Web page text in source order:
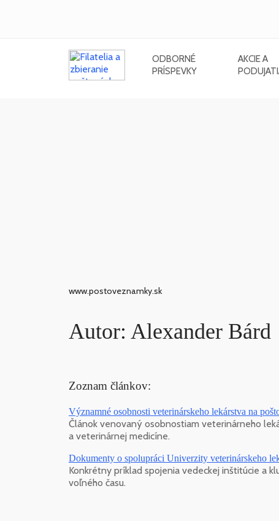
ODBORNÉ
PRÍSPEVKY
AKCIE A
www.postoveznamky.sk
Autor: Alexander Bárd
Zoznam článkov:
Významné osobnosti veterinárskeho lekárstva na
Článok venovaný osobnostiam veterinárneho
a veterinárnej medicíne.
Dokumenty o spolupráci Univerzity veterinárskeho
Konkrétny príklad spojenia vedeckej inštitúcie a
voľného času.